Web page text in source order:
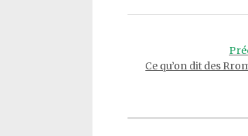
Ce qu’on dit des